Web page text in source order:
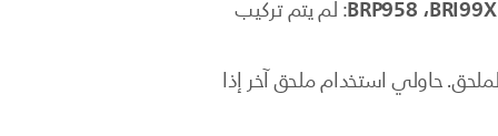
: لم يتم تركيب
حاولي استخدام ملحق آخر إذا